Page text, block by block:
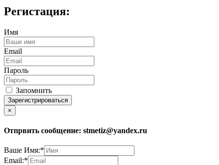
Регистация:
Имя
Email
Пароль
Запомнить
Зарегистрироваться
×
Отпрвить сообщение: stmetiz@yandex.ru
Ваше Имя:*
Email:*